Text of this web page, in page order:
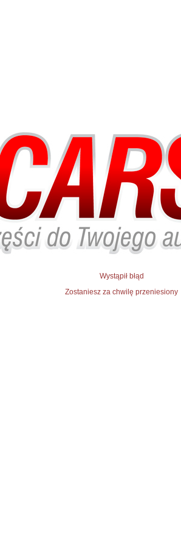
Wystąpił błąd
Zostaniesz za chwilę przeniesiony